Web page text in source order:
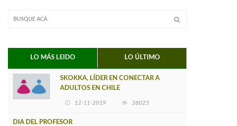
LO MÁS LEIDO LO ÚLTIMO
SKOKKA, LÍDER EN CONECTAR A
ADULTOS EN CHILE
12-11-2019 38025
DIA DEL PROFESOR